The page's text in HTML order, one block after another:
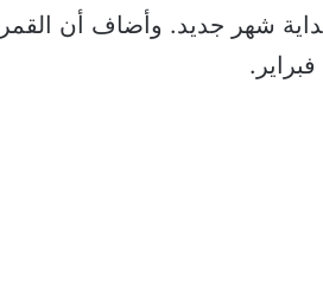
وبداية شهر جديد. وأضاف أن